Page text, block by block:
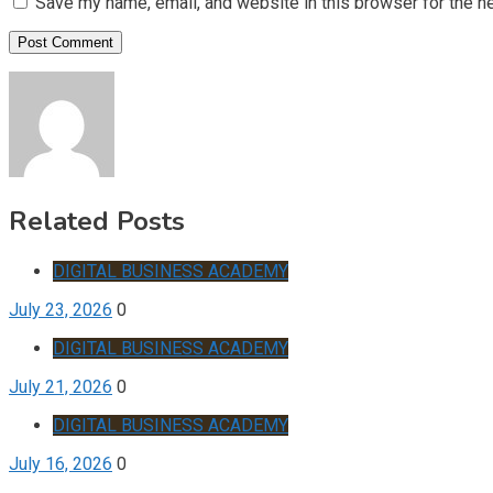
Related Posts
DIGITAL BUSINESS ACADEMY
July 23, 2026 0
DIGITAL BUSINESS ACADEMY
July 21, 2026 0
DIGITAL BUSINESS ACADEMY
July 16, 2026 0